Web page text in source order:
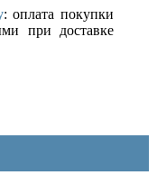
: оплата покупки
при доставке